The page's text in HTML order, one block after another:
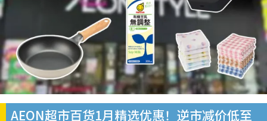
AEON超市百货1月精选优惠！逆市减价低至